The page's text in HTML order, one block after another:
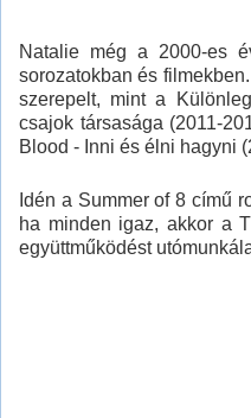
Natalie még a 2000-es
sorozatokban és
szerepelt, mint a
csajok társasága (2011-
Blood - Inni és élni hagyni
Idén a Summer of 8 című
ha minden igaz, akkor a
együttműködést